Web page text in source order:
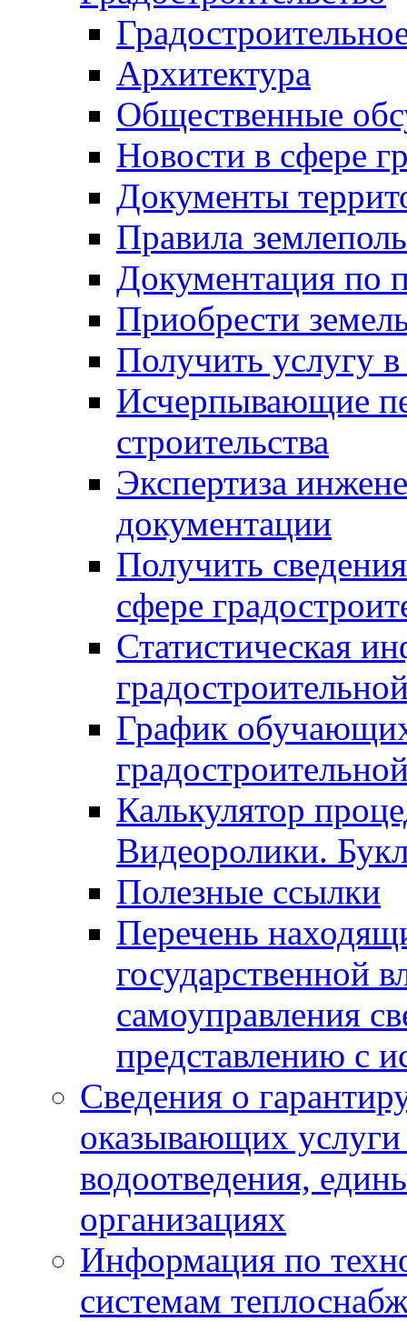
Архитектура
Общественные
Новости в сфере
Документы
Правила
Документация по
Приобрести
Получить услугу в
Исчерпывающие
строительства
Экспертиза
документации
Получить
сфере
Статистическая
График
Калькулятор
Видеоролики.
Полезные ссылки
Перечень
государственной
самоуправления
представлению с
Сведения о
оказывающих
водоотведения,
организациях
Информация по
системам